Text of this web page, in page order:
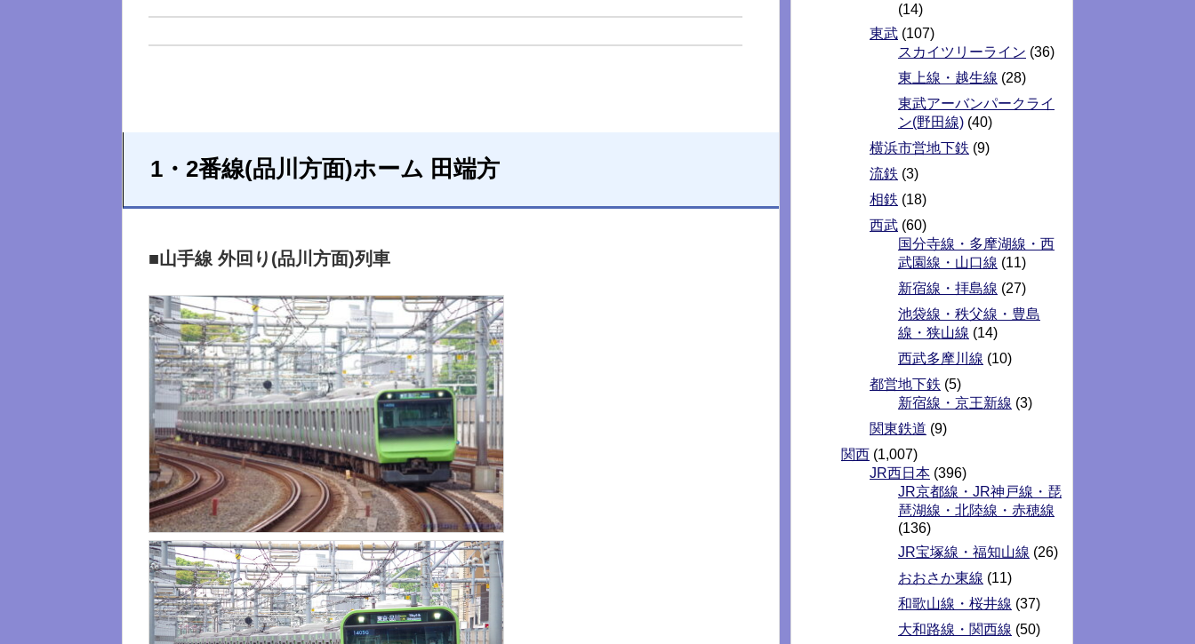
1・2番線(品川方面)ホーム 田端方
■山手線 外回り(品川方面)列車
(14)
東武 (107)
スカイツリーライン (36)
東上線・越生線 (28)
東武アーバンパークライ
ン(野田線) (40)
横浜市営地下鉄 (9)
流鉄 (3)
相鉄 (18)
西武 (60)
国分寺線・多摩湖線・西
武園線・山口線 (11)
新宿線・拝島線 (27)
池袋線・秩父線・豊島
線・狭山線 (14)
西武多摩川線 (10)
都営地下鉄 (5)
新宿線・京王新線 (3)
関東鉄道 (9)
関西 (1,007)
JR西日本 (396)
JR京都線・JR神戸線・琵
琶湖線・北陸線・赤穂線
(136)
JR宝塚線・福知山線 (26)
おおさか東線 (11)
和歌山線・桜井線 (37)
大和路線・関西線 (50)